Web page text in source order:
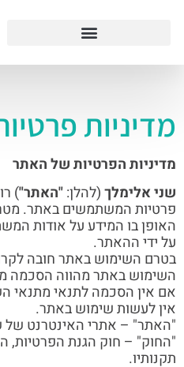
מדיניות
מדיניות הפרטיות של האתר
שני אלימלך(להלן:"האתר")
פרטיות המשתמשים באתר.
האופן בו המידע על אודות
על ידי ההאתר.
בטרם השימוש באתר חובה
השימוש באתר מהווה הסכמה
אם אין הסכמה לתנאי מתנאי
אין לעשות שימוש באתר.
"האתר" – אתרי האינטרנט של
תקנותיו.